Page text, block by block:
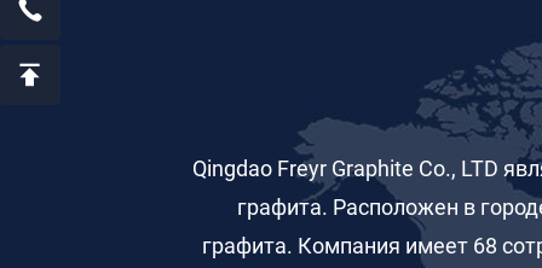
Qingdao Freyr Graphite Co., LTD
графита. Расположен в
графита. Компания имеет 68